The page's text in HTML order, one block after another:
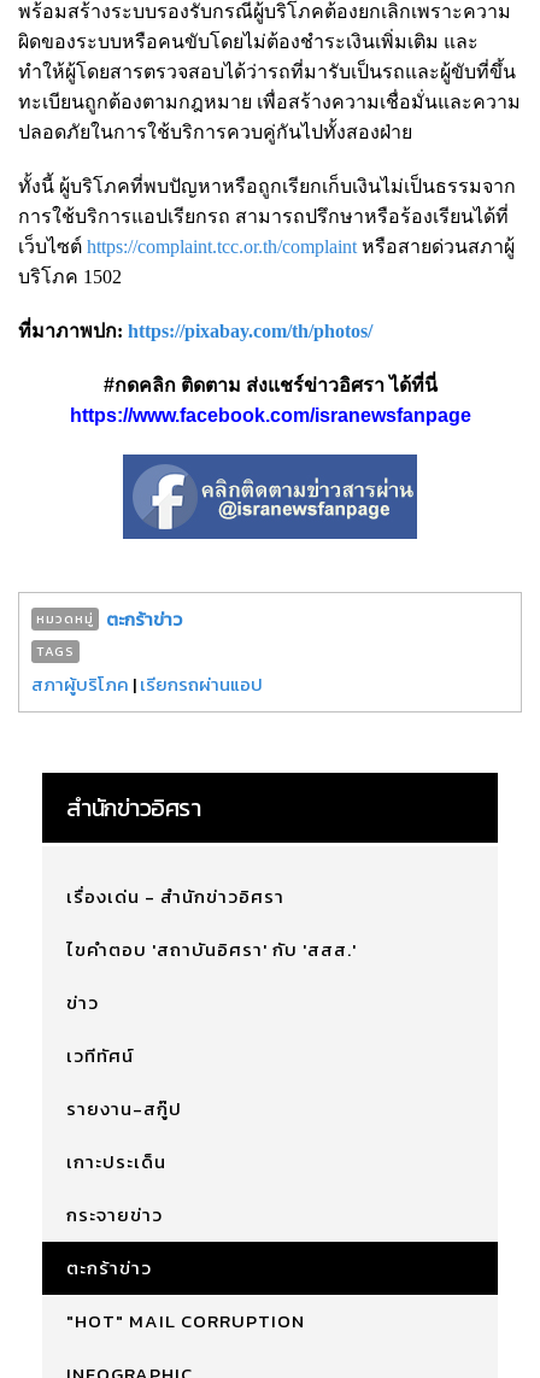
พร้อมสร้างระบบรองรับกรณีผู้บริโภคต้องยกเลิกเพราะความ
ผิดของระบบหรือคนขับโดยไม่ต้องชำระเงินเพิ่มเติม และ
ทำให้ผู้โดยสารตรวจสอบได้ว่ารถที่มารับเป็นรถและผู้ขับที่ขึ้น
ทะเบียนถูกต้องตามกฎหมาย เพื่อสร้างความเชื่อมั่นและความ
ปลอดภัยในการใช้บริการควบคู่กันไปทั้งสองฝ่าย
ทั้งนี้ ผู้บริโภคที่พบปัญหาหรือถูกเรียกเก็บเงินไม่เป็นธรรมจาก
การใช้บริการแอปเรียกรถ สามารถปรึกษาหรือร้องเรียนได้ที่
เว็บไซต์ https://complaint.tcc.or.th/complaint หรือสายด่วนสภาผู้
บริโภค 1502
ที่มาภาพปก: https://pixabay.com/th/photos/
#กดคลิก ติดตาม ส่งแชร์ข่าวอิศรา ได้ที่นี่
https://www.facebook.com/isranewsfanpage
หมวดหมู่ ตะกร้าข่าว
TAGS
สภาผู้บริโภค |เรียกรถผ่านแอป
สำนักข่าวอิศรา
เรื่องเด่น - สำนักข่าวอิศรา
ไขคำตอบ 'สถาบันอิศรา' กับ 'สสส.'
ข่าว
เวทีทัศน์
รายงาน-สกู๊ป
เกาะประเด็น
กระจายข่าว
ตะกร้าข่าว
"HOT" MAIL CORRUPTION